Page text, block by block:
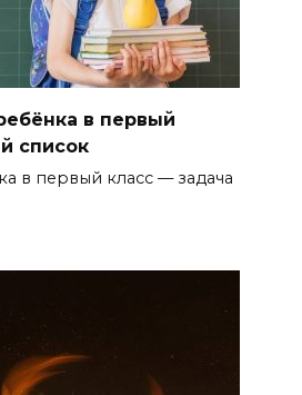
в первый
список
в первый класс — задача